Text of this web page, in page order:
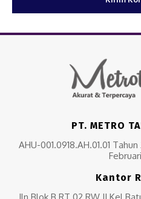
PT. METRO
AHU-001.0918.AH.01.01
Kantor